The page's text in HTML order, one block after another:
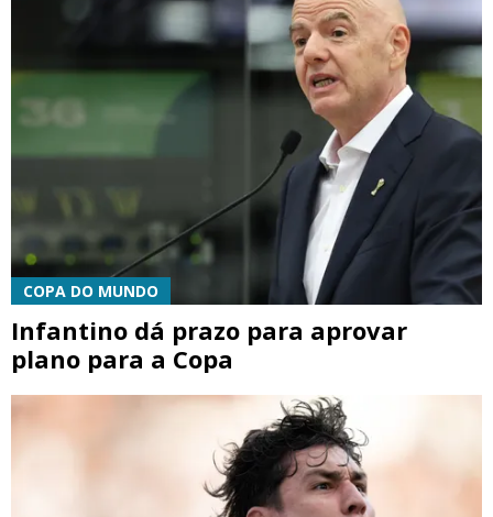
COPA DO MUNDO
Infantino dá prazo para aprovar
plano para a Copa